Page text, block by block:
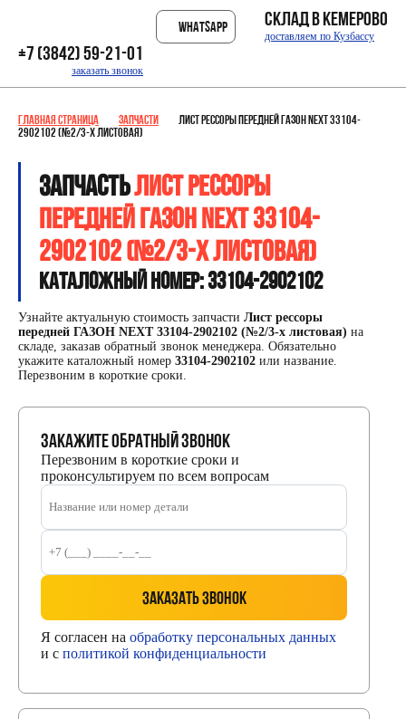
WhatsApp склад в Кемерово
доставляем по Кузбассу
+7 (3842) 59-21-01
заказать звонок
Главная страница Запчасти
Лист рессоры передней ГАЗОН NEXT 33104-
2902102 (№2/3-х листовая)
ЗапчастьЛист рессоры
передней ГАЗОН NEXT 33104-
2902102 (№2/3-х листовая)
Каталожный номер: 33104-2902102
Узнайте актуальную стоимость запчасти Лист рессоры
передней ГАЗОН NEXT 33104-2902102 (№2/3-х листовая) на
складе, заказав обратный звонок менеджера. Обязательно
укажите каталожный номер 33104-2902102 или название.
Перезвоним в короткие сроки.
Закажите обратный звонок
Перезвоним в короткие сроки и
проконсультируем по всем вопросам
Заказать звонок
Я согласен на обработку персональных данных
и с политикой конфиденциальности